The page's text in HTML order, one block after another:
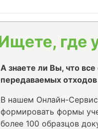
где
А знаете ли Вы, что
передаваемых
В нашем Онлайн-
формировать формы
более 100 образцов